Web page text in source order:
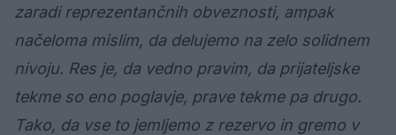
zaradi reprezentančnih obveznosti, ampak
načeloma mislim, da delujemo na zelo solidnem
nivoju. Res je, da vedno pravim, da prijateljske
tekme so eno poglavje, prave tekme pa drugo.
Tako, da vse to jemljemo z rezervo in gremo v